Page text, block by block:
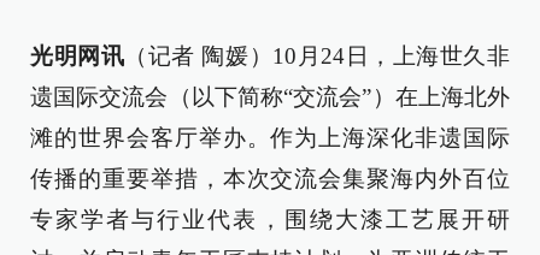
光明网讯 （记者 陶媛）10月24日，上海世久非
遗国际交流会（以下简称“交流会”）在上海北外
滩的世界会客厅举办。作为上海深化非遗国际
传播的重要举措，本次交流会集聚海内外百位
专家学者与行业代表，围绕大漆工艺展开研